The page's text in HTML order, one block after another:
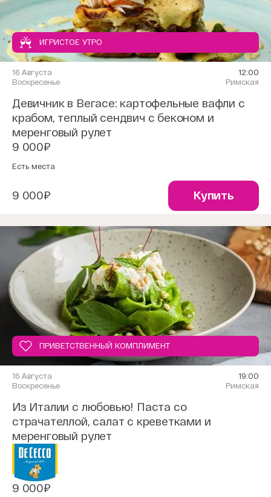
ИГРИСТОЕ УТРО
16 Августа
Воскресенье
12:00
Римская
Девичник в Вегасе: картофельные вафли с
крабом, теплый сендвич с беконом и
меренговый рулет
9 000₽
Есть места
9 000₽ Купить
ПРИВЕТСТВЕННЫЙ КОМПЛИМЕНТ
16 Августа
Воскресенье
19:00
Римская
Из Италии с любовью! Паста со
страчателлой, салат с креветками и
меренговый рулет
9 000₽